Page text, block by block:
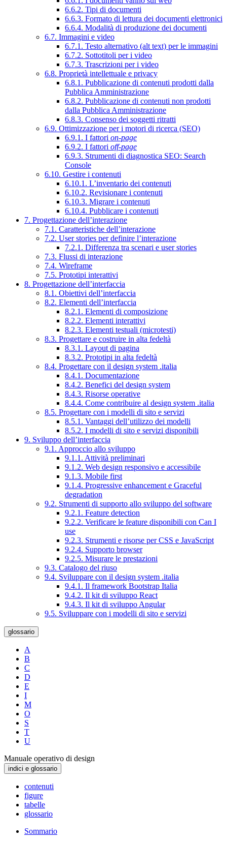
6.6.2. Tipi di documenti
6.6.3. Formato di lettura dei documenti elettronici
6.6.4. Modalità di produzione dei documenti
6.7. Immagini e video
6.7.1. Testo alternativo (alt text) per le immagini
6.7.2. Sottotitoli per i video
6.7.3. Trascrizioni per i video
6.8. Proprietà intellettuale e privacy
6.8.1. Pubblicazione di contenuti prodotti dalla
Pubblica Amministrazione
6.8.2. Pubblicazione di contenuti non prodotti
dalla Pubblica Amministrazione
6.8.3. Consenso dei soggetti ritratti
6.9. Ottimizzazione per i motori di ricerca (SEO)
6.9.1. I fattori on-page
6.9.2. I fattori off-page
6.9.3. Strumenti di diagnostica SEO: Search
Console
6.10. Gestire i contenuti
6.10.1. L’inventario dei contenuti
6.10.2. Revisionare i contenuti
6.10.3. Migrare i contenuti
6.10.4. Pubblicare i contenuti
7. Progettazione dell’interazione
7.1. Caratteristiche dell’interazione
7.2. User stories per definire l’interazione
7.2.1. Differenza tra scenari e user stories
7.3. Flussi di interazione
7.4. Wireframe
7.5. Prototipi interattivi
8. Progettazione dell’interfaccia
8.1. Obiettivi dell’interfaccia
8.2. Elementi dell’interfaccia
8.2.1. Elementi di composizione
8.2.2. Elementi interattivi
8.2.3. Elementi testuali (microtesti)
8.3. Progettare e costruire in alta fedeltà
8.3.1. Layout di pagina
8.3.2. Prototipi in alta fedeltà
8.4. Progettare con il design system .italia
8.4.1. Documentazione
8.4.2. Benefici del design system
8.4.3. Risorse operative
8.4.4. Come contribuire al design system .italia
8.5. Progettare con i modelli di sito e servizi
8.5.1. Vantaggi dell’utilizzo dei modelli
8.5.2. I modelli di sito e servizi disponibili
9. Sviluppo dell’interfaccia
9.1. Approccio allo sviluppo
9.1.1. Attività preliminari
9.1.2. Web design responsivo e accessibile
9.1.3. Mobile first
9.1.4. Progressive enhancement e Graceful
degradation
9.2. Strumenti di supporto allo sviluppo del software
9.2.1. Feature detection
9.2.2. Verificare le feature disponibili con Can I
use
9.2.3. Strumenti e risorse per CSS e JavaScript
9.2.4. Supporto browser
9.2.5. Misurare le prestazioni
9.3. Catalogo del riuso
9.4. Sviluppare con il design system .italia
9.4.1. Il framework Bootstrap Italia
9.4.2. Il kit di sviluppo React
9.4.3. Il kit di sviluppo Angular
9.5. Sviluppare con i modelli di sito e servizi
glossario
A
B
C
D
E
I
M
O
S
T
U
Manuale operativo di design
indici e glossario
contenuti
figure
tabelle
glossario
Sommario